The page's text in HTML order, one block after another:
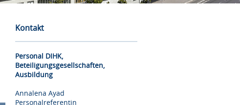
Kontakt
Personal DIHK,
Beteiligungsgesellschaften,
Ausbildung
Annalena Ayad
Personalreferentin